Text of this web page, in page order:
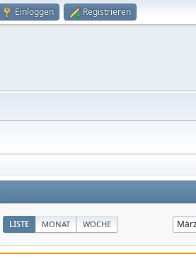
Einloggen Registrieren
LISTE MONAT WOCHE